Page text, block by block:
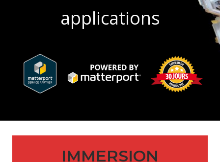
applications
IMMERSION